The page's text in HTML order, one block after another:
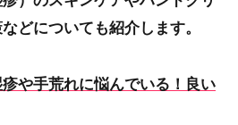
どについても紹介します。
疹や手荒れに悩んでいる！良い